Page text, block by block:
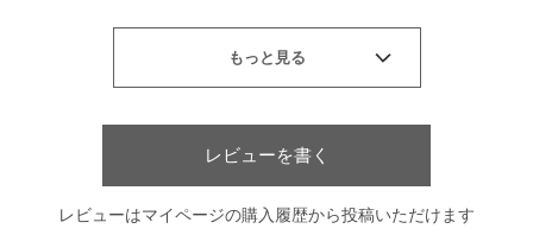
レビューを書く
レビューはマイページの購入履歴から投稿いただけます